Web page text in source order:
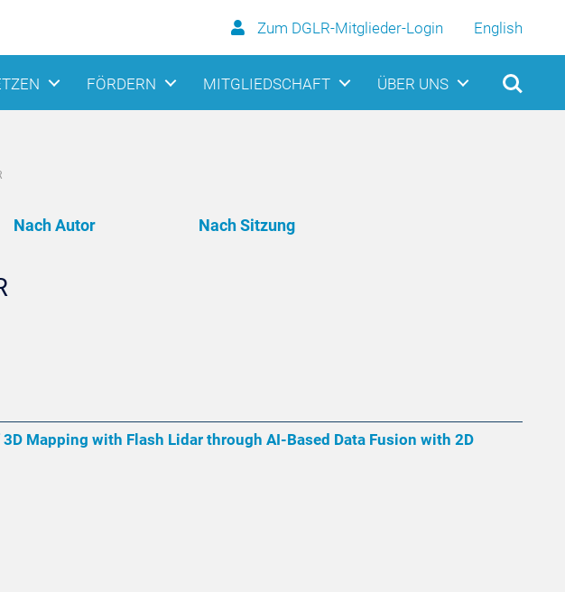
Zum DGLR-Mitglieder-Login English
FÖRDERN MITGLIEDSCHAFT ÜBER UNS
Nach Autor Nach Sitzung
Mapping with Flash Lidar through AI-Based Data Fusion with 2D